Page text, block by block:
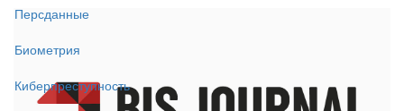
Персданные
Биометрия
Киберпреступность